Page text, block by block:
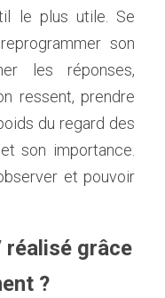
le plus utile. Se
son
les réponses,
ressent, prendre
du regard des
son importance.
et pouvoir
réalisé grâce
?